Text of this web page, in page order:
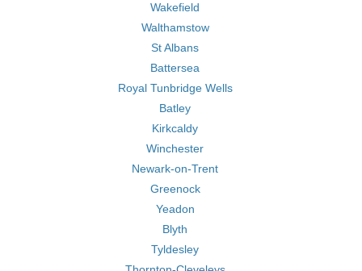
Wakefield
Walthamstow
St Albans
Battersea
Royal Tunbridge Wells
Batley
Kirkcaldy
Winchester
Newark-on-Trent
Greenock
Yeadon
Blyth
Tyldesley